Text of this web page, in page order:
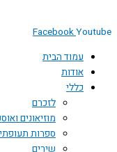
Facebook
עמוד הבית
אודות
כללי
לזכרם
מוזיאונים ואוספים
ספרות תעופתית
שירים